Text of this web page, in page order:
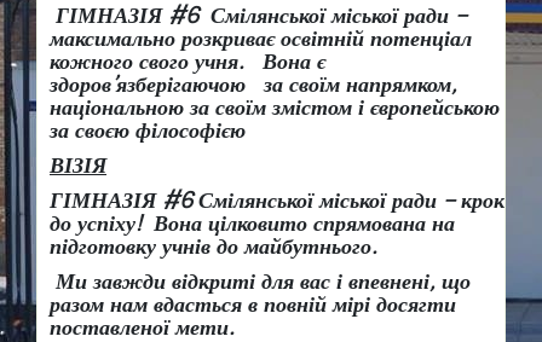
ГІМНАЗІЯ #6 Смілянської міської ради –
максимально розкриває освітній потенціал
кожного свого учня.
Вона є
здоров’язберігаючою за своїм напрямком,
національною за своїм змістом і європейською
за своєю філософією
ВІЗІЯ
ГІМНАЗІЯ #6 Смілянської міської ради – крок
до успіху! Вона цілковито спрямована на
підготовку учнів до майбутнього.
Ми завжди відкриті для вас і впевнені, що
разом нам вдасться в повній мірі досягти
поставленої мети.